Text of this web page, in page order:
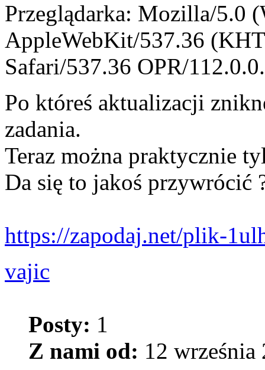
Przeglądarka: Mozilla/5.0
AppleWebKit/537.36
Safari/537.36 OPR/
Po któreś aktualizacji
zadania.
Teraz można praktycznie
Da się to jakoś przywrócić
https://zapodaj.net/plik-
vajic
Posty: 1
Z nami od: 12